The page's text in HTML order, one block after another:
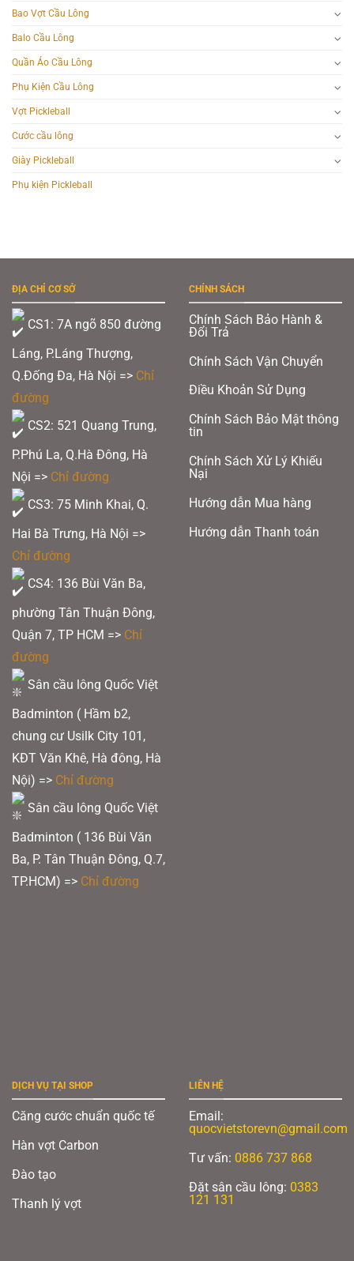
Bao Vợt Cầu Lông
Balo Cầu Lông
Quần Áo Cầu Lông
Phụ Kiện Cầu Lông
Vợt Pickleball
Cước cầu lông
Giày Pickleball
Phụ kiện Pickleball
ĐỊA CHỈ CƠ SỞ
CS1: 7A ngõ 850 đường
Láng, P.Láng Thượng,
Q.Đống Đa, Hà Nội => Chỉ
đường
CS2: 521 Quang Trung,
P.Phú La, Q.Hà Đông, Hà
Nội => Chỉ đường
CS3: 75 Minh Khai, Q.
Hai Bà Trưng, Hà Nội =>
Chỉ đường
CS4: 136 Bùi Văn Ba,
phường Tân Thuận Đông,
Quận 7, TP HCM => Chỉ
đường
Sân cầu lông Quốc Việt
Badminton ( Hầm b2,
chung cư Usilk City 101,
KĐT Văn Khê, Hà đông, Hà
Nội) => Chỉ đường
Sân cầu lông Quốc Việt
Badminton ( 136 Bùi Văn
Ba, P. Tân Thuận Đông, Q.7,
TP.HCM) => Chỉ đường
CHÍNH SÁCH
Chính Sách Bảo Hành &
Đổi Trả
Chính Sách Vận Chuyển
Điều Khoản Sử Dụng
Chính Sách Bảo Mật thông
tin
Chính Sách Xử Lý Khiếu
Nại
Hướng dẫn Mua hàng
Hướng dẫn Thanh toán
DỊCH VỤ TẠI SHOP
Căng cước chuẩn quốc tế
Hàn vợt Carbon
Đào tạo
Thanh lý vợt
LIÊN HỆ
Email:
quocvietstorevn@gmail.com
Tư vấn: 0886 737 868
Đặt sân cầu lông: 0383
121 131